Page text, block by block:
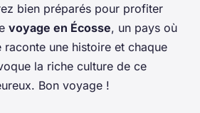
bien préparés pour profiter
voyage en Écosse, un pays où
une histoire et chaque
la riche culture de ce
Bon voyage !